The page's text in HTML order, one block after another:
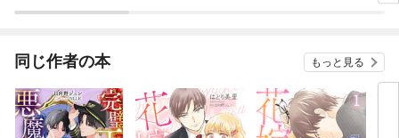
え
同じ作者の本 もっと見る